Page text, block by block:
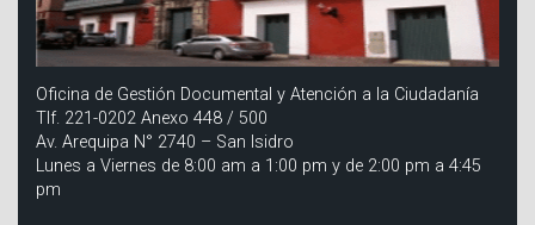
Oficina de Gestión Documental y Atención a la Ciudadanía
Tlf. 221-0202 Anexo 448 / 500
Av. Arequipa N° 2740 – San Isidro
Lunes a Viernes de 8:00 am a 1:00 pm y de 2:00 pm a 4:45
pm